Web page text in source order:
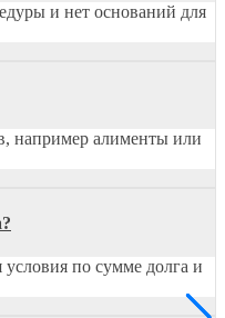
и нет оснований для
например алименты или
по сумме долга и